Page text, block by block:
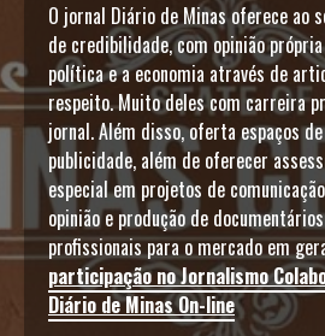
O jornal Diário de Minas oferece ao
de credibilidade, com opinião
política e a economia através de
respeito. Muito deles com carreira
jornal. Além disso, oferta espaços
publicidade, além de oferecer
especial em projetos de
opinião e produção de
profissionais para o mercado em
participação no Jornalismo
Diário de Minas On-line